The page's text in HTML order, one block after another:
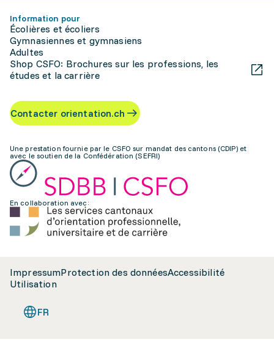
Information pour
Écolières et écoliers
Gymnasiennes et gymnasiens
Adultes
Shop CSFO: Brochures sur les professions, les
études et la carrière
Contacter orientation.ch
Une prestation fournie par le CSFO sur mandat des cantons (CDIP) et
avec le soutien de la Confédération (SEFRI)
En collaboration avec:
ImpressumProtection des donnéesAccessibilité
Utilisation
FR